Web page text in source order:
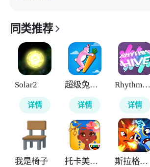
同类推荐
Solar2
详情
超级兔子人
详情
RhythmHive
详情
我是椅子 托卡美发沙龙4 斯拉格精灵一决雌雄2